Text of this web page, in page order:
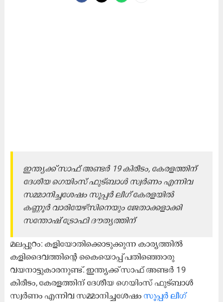
ഇന്ത്യക്ക് സാഫ് അണ്ടര്‍ 19 കിരീടം, കേരളത്തിന്
ദേശീയ ഗെയിംസ് ഫുട്‌ബാള്‍ സ്വർണം എന്നിവ
സമ്മാനിച്ചശേഷം സൂപ്പര്‍ ലീഗ് കേരളയില്‍
കണ്ണൂര്‍ വാരിയേഴ്‌സിനെയും ജേതാക്കളാക്കി
സന്തോഷ് ട്രോഫി ദൗത്യത്തിന്
മലപ്പുറം: കളിയോതിക്കൊടുക്കുന്ന കാര്യത്തിൽ
കളിദൈവത്തിന്‍റെ കൈയൊപ്പ് പതിഞ്ഞൊരു
വയനാട്ടുകാരനുണ്ട്. ഇന്ത്യക്ക് സാഫ് അണ്ടര്‍ 19
കിരീടം, കേരളത്തിന് ദേശീയ ഗെയിംസ് ഫുട്‌ബാള്‍
സ്വർണം എന്നിവ സമ്മാനിച്ചശേഷം സൂപ്പര്‍ ലീഗ്